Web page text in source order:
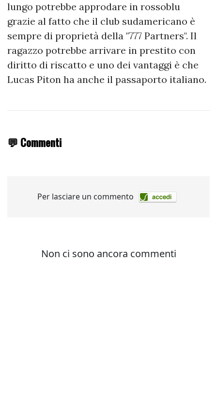
lungo potrebbe approdare in rossoblu
grazie al fatto che il club sudamericano è
sempre di proprietà della "777 Partners". Il
ragazzo potrebbe arrivare in prestito con
diritto di riscatto e uno dei vantaggi è che
Lucas Piton ha anche il passaporto italiano.
💬 Commenti